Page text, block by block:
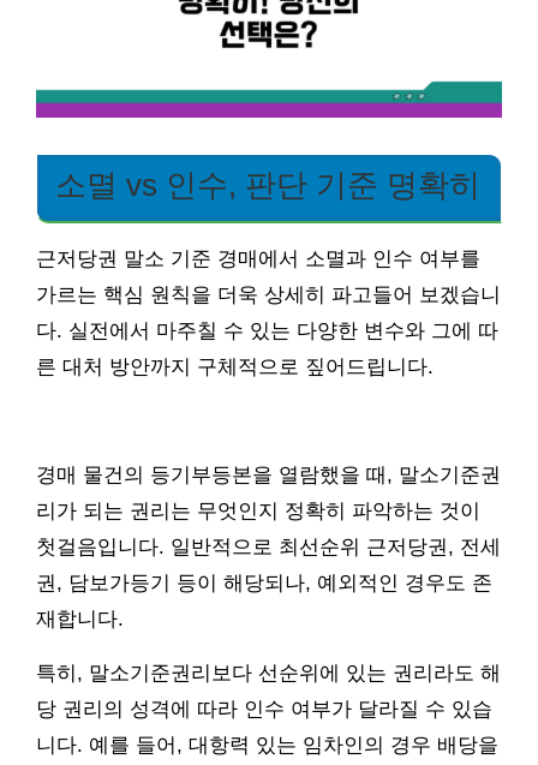
소멸 vs 인수, 판단 기준 명확히
근저당권 말소 기준 경매에서 소멸과 인수 여부를
가르는 핵심 원칙을 더욱 상세히 파고들어 보겠습니
다. 실전에서 마주칠 수 있는 다양한 변수와 그에 따
른 대처 방안까지 구체적으로 짚어드립니다.
경매 물건의 등기부등본을 열람했을 때, 말소기준권
리가 되는 권리는 무엇인지 정확히 파악하는 것이
첫걸음입니다. 일반적으로 최선순위 근저당권, 전세
권, 담보가등기 등이 해당되나, 예외적인 경우도 존
재합니다.
특히, 말소기준권리보다 선순위에 있는 권리라도 해
당 권리의 성격에 따라 인수 여부가 달라질 수 있습
니다. 예를 들어, 대항력 있는 임차인의 경우 배당을